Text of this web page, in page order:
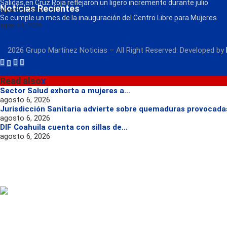
Noticias Recientes
Salidas en Cruz Roja reflejaron un ligero incremento durante julio
agosto 6, 2026
Se cumple un mes de la inauguración del Centro Libre para Mujeres
agosto 6, 2026
2026 Grupo Martínez Noticias – All Right Reserved. Developed by
Read alsox
Sector Salud exhorta a mujeres a...
agosto 6, 2026
Jurisdicción Sanitaria advierte sobre quemaduras
agosto 6, 2026
DIF Coahuila cuenta con sillas de...
agosto 6, 2026